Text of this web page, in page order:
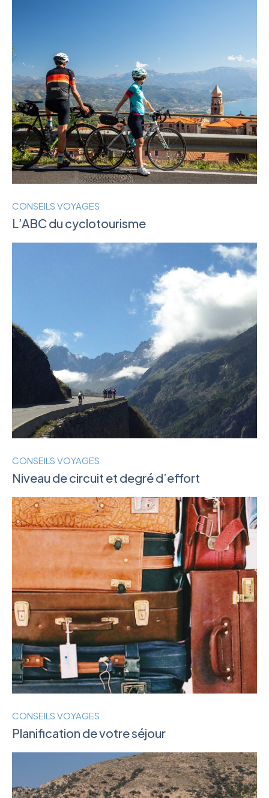
CONSEILS VOYAGES
L’ABC du cyclotourisme
CONSEILS VOYAGES
Niveau de circuit et degré d’effort
CONSEILS VOYAGES
Planification de votre séjour